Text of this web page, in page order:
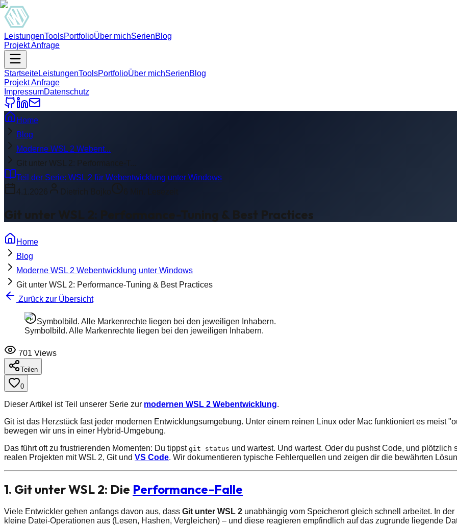
LeistungenToolsPortfolioÜber michSerienBlog
Projekt Anfrage
StartseiteLeistungenToolsPortfolioÜber michSerienBlog
Projekt Anfrage
ImpressumDatenschutz
Home
Blog
Moderne WSL 2 Webent...
Git unter WSL 2: Performance-T...
Teil der Serie: WSL 2 für Webentwicklung unter Windows
4.1.2026
Dietrich Bojko
Git unter WSL 2: Performance-Tuning & Best Practices
Home
Blog
Moderne WSL 2 Webentwicklung unter Windows
Git unter WSL 2: Performance-Tuning & Best Practices
Zurück zur Übersicht
Symbolbild. Alle Markenrechte liegen bei den jeweiligen Inhabern.
Symbolbild. Alle Markenrechte liegen bei den jeweiligen Inhabern.
701 Views
Teilen
0
Dieser Artikel ist Teil unserer Serie zur modernen WSL 2 Webentwicklung.
Git ist das Herzstück fast jeder modernen Entwicklungsumgebung. Unter einem reinen Linux oder Mac funktioniert es meist
bewegen wir uns in einer Hybrid-Umgebung.
Das führt oft zu frustrierenden Momenten: Du tippst git status und wartest. Und wartest. Oder du pushst Code, und
realen Projekten mit WSL 2, Git und VS Code. Wir dokumentieren typische Fehlerquellen und zeigen dir die bewährten
1. Git unter WSL 2: Die Performance-Falle
Viele Entwickler gehen anfangs davon aus, dass Git unter WSL 2 unabhängig vom Speicherort gleich schnell arbeitet. In
kleine Datei-Operationen aus (Lesen, Hashen, Vergleichen) – und diese reagieren empfindlich auf das zugrunde liegende